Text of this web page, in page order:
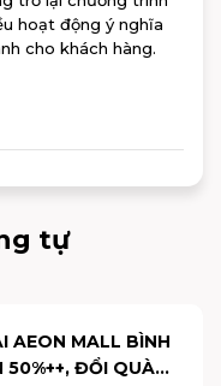
hoạt động ý nghĩa
cho khách hàng.
tự
AEON MALL BÌNH
50%++, ĐỔI QUÀ